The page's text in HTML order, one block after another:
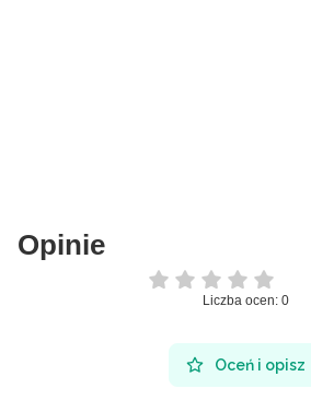
Opinie
Liczba ocen: 0
Oceń i opisz